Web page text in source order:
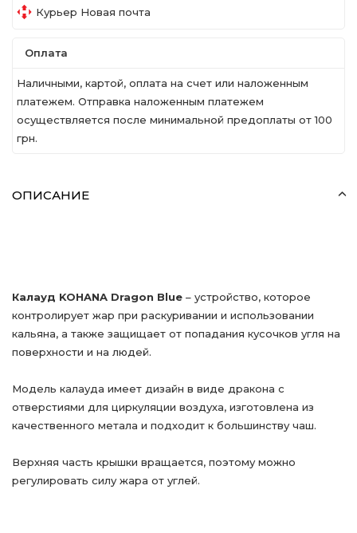
Курьер Новая почта
Оплата
Наличными, картой, оплата на счет или наложенным
платежем. Отправка наложенным платежем
осуществляется после минимальной предоплаты от 100
грн.
ОПИСАНИЕ
Калауд KOHANA Dragon Blue – устройство, которое
контролирует жар при раскуривании и использовании
кальяна, а также защищает от попадания кусочков угля на
поверхности и на людей.
Модель калауда имеет дизайн в виде дракона с
отверстиями для циркуляции воздуха, изготовлена из
качественного метала и подходит к большинству чаш.
Верхняя часть крышки вращается, поэтому можно
регулировать силу жара от углей.